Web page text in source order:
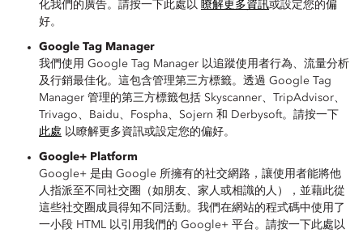
化我們的廣告。請按一下此處以 瞭解更多資訊或設定您的偏
好。
Google Tag Manager
我們使用 Google Tag Manager 以追蹤使用者行為、流量分析
及行銷最佳化。這包含管理第三方標籤。透過 Google Tag
Manager 管理的第三方標籤包括 Skyscanner、TripAdvisor、
Trivago、Baidu、Fospha、Sojern 和 Derbysoft。請按一下
此處 以瞭解更多資訊或設定您的偏好。
Google+ Platform
Google+ 是由 Google 所擁有的社交網路，讓使用者能將他
人指派至不同社交圈（如朋友、家人或相識的人），並藉此從
這些社交圈成員得知不同活動。我們在網站的程式碼中使用了
一小段 HTML 以引用我們的 Google+ 平台。請按一下此處以